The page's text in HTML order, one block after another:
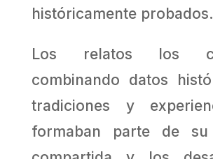
históricamente probados.
Los relatos los
combinando datos
tradiciones y
formaban parte de su